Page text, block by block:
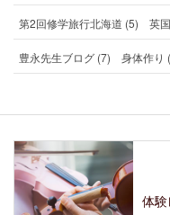
第2回修学旅行北海道 (5) 英
豊永先生ブログ (7) 身体作り
体